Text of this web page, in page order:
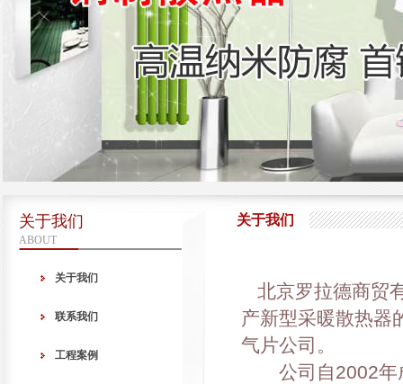
关于我们
ABOUT
关于我们
联系我们
工程案例
关于我们
北京罗拉德商贸
产新型采暖散热器
气片公司。
公司自2002年成